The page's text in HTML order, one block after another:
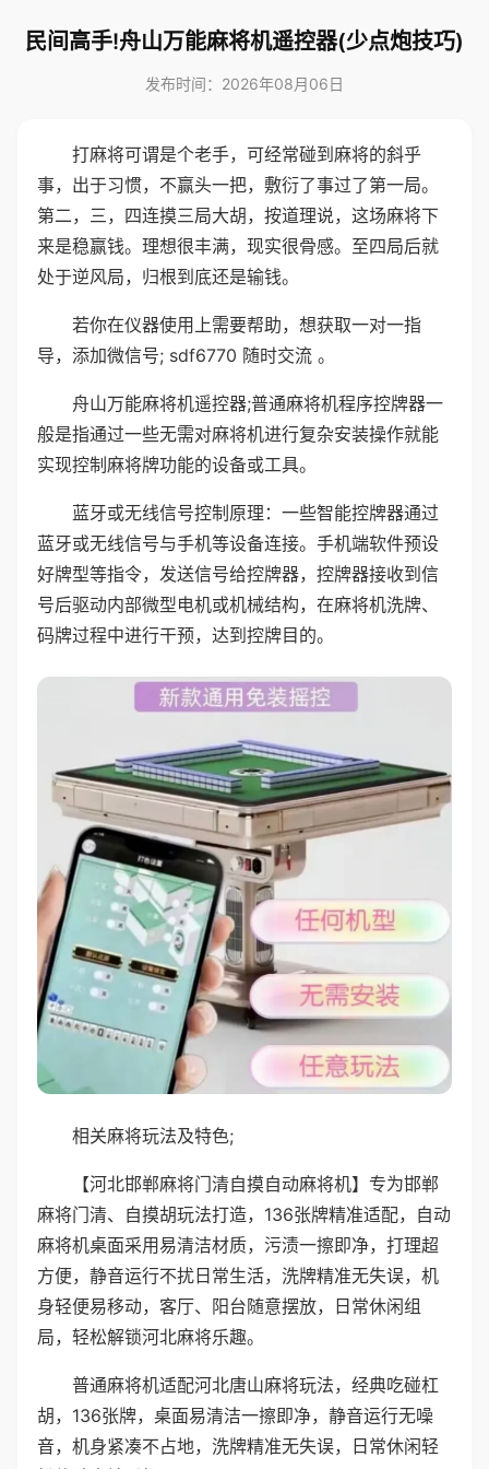
民间高手!舟山万能麻将机遥控器(少点炮技巧)
发布时间：2026年08月06日
打麻将可谓是个老手，可经常碰到麻将的斜乎
事，出于习惯，不赢头一把，敷衍了事过了第一局。
第二，三，四连摸三局大胡，按道理说，这场麻将下
来是稳赢钱。理想很丰满，现实很骨感。至四局后就
处于逆风局，归根到底还是输钱。
若你在仪器使用上需要帮助，想获取一对一指
导，添加微信号; sdf6770 随时交流 。
舟山万能麻将机遥控器;普通麻将机程序控牌器一
般是指通过一些无需对麻将机进行复杂安装操作就能
实现控制麻将牌功能的设备或工具。
蓝牙或无线信号控制原理：一些智能控牌器通过
蓝牙或无线信号与手机等设备连接。手机端软件预设
好牌型等指令，发送信号给控牌器，控牌器接收到信
号后驱动内部微型电机或机械结构，在麻将机洗牌、
码牌过程中进行干预，达到控牌目的。
相关麻将玩法及特色;
【河北邯郸麻将门清自摸自动麻将机】专为邯郸
麻将门清、自摸胡玩法打造，136张牌精准适配，自动
麻将机桌面采用易清洁材质，污渍一擦即净，打理超
方便，静音运行不扰日常生活，洗牌精准无失误，机
身轻便易移动，客厅、阳台随意摆放，日常休闲组
局，轻松解锁河北麻将乐趣。
普通麻将机适配河北唐山麻将玩法，经典吃碰杠
胡，136张牌，桌面易清洁一擦即净，静音运行无噪
音，机身紧凑不占地，洗牌精准无失误，日常休闲轻